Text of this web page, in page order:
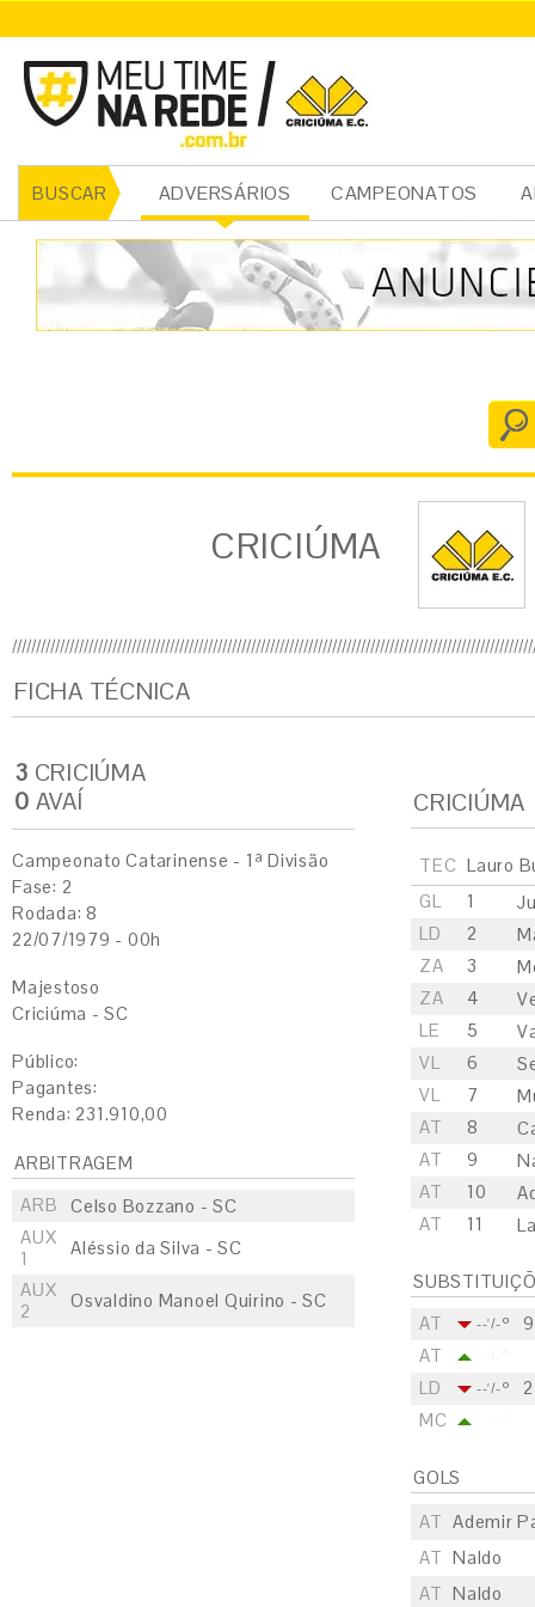
BUSCAR ADVERSÁRIOS CAMPEONATOS
CRICIÚMA
CRICIÚMA
FICHA TÉCNICA
3 CRICIÚMA
0 AVAÍ
Campeonato Catarinense - 1ª Divisão
Fase: 2
Rodada: 8
22/07/1979 - 00h
Majestoso
Criciúma - SC
Público:
Pagantes:
Renda: 231.910,00
ARBITRAGEM
ARB
Celso Bozzano - SC
AUX
1
Aléssio da Silva - SC
AUX
2
Osvaldino Manoel Quirino - SC
CRICIÚMA
TEC Lauro
GL
1
LD
2
ZA
3
ZA
4
LE
5
VL
6
VL
7
AT
8
AT
9
AT
10
AT
11
AT
--'/-º
9
AT
LD --'/-º
2
MC
GOLS
AT Ademir
AT Naldo
AT Naldo